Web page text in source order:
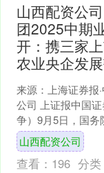
山西配资公
团2025中期
开：携三家
农业央企发
来源：上海证券报
公司 上证报中国
争）9月5日，国
大型综合性农业
集团有限公司（简
山西配资公司
查看： 196 分类